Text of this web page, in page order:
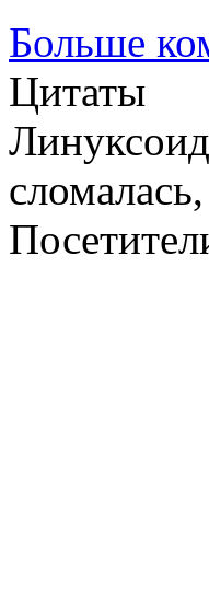
Больше
Цитаты